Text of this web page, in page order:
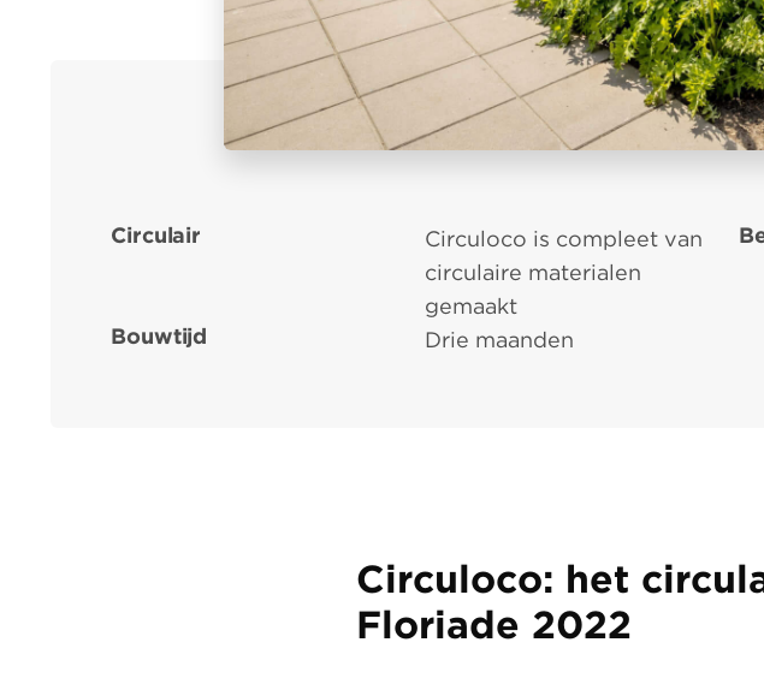
Circulair
Circuloco is compleet van
circulaire materialen
gemaakt
Bouwtijd Drie maanden
Circuloco: het
Floriade 2022